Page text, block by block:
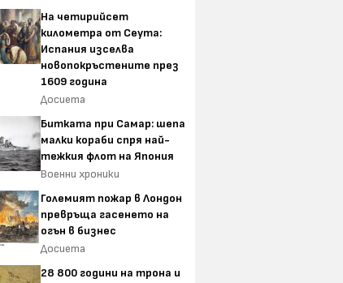
На четирийсет
километра от Сеута:
Испания изселва
новопокръстените през
1609 година
Досиета
Битката при Самар: шепа
малки кораби спря най-
тежкия флот на Япония
Военни хроники
Големият пожар в Лондон
превръща гасенето на
огън в бизнес
Досиета
28 800 години на трона и